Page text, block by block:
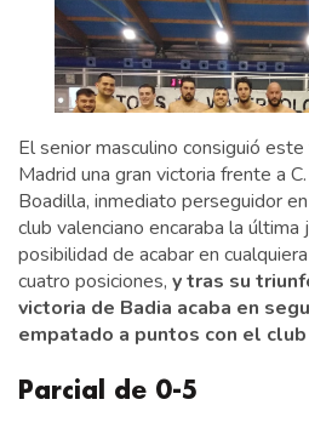
El senior masculino consiguió
Madrid una gran victoria frente a
Boadilla, inmediato perseguidor
club valenciano encaraba la última
posibilidad de acabar en
cuatro posiciones, y tras su
victoria de Badia acaba en
empatado a puntos con el
Parcial de 0-5